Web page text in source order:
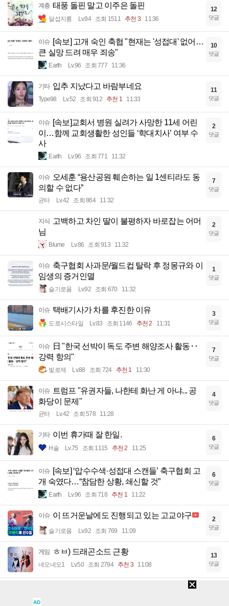
계층 태풍 돌핀 말고 이주은 돌핀
달섭지롱 Lv.94 조회 1511 추천 3 11:36
12
댓글
이슈 [속보] 고개 숙인 축협 "현재는 '성접대' 없어…
큰 실망 드려 매우 죄송"
Earth Lv.96 조회 777 11:36
10
댓글
기타 입추 지났다고 바람부네요
Type98 Lv.52 조회 912 추천 1 11:33
11
댓글
이슈 [속보]교회서 병원 실려가 사망한 11세 어린
이…함께 교회생활한 성인들 ‘학대치사’ 여부 수
사
Earth Lv.96 조회 771 11:32
2
댓글
이슈 오세훈 “용산공원 훼손하는 일 1센티라도 동
의할 수 없다”
균터 Lv.42 조회 864 11:32
7
댓글
지식 고백하고 차인 딸이 불평하자 바로잡는 어머
님
Blume Lv.86 조회 913 11:32
2
댓글
이슈 축구협회 사과문/월드컵 탈락 후 정몽규와 이
임생의 증거인멸
슬기로움 Lv.92 조회 670 11:32
1
댓글
이슈 택배기사가 차를 후진한 이유
도로시스타일 Lv.83 조회 1146 추천 2 11:31
3
댓글
이슈
日 "한국 선박이 독도 주변 해양조사 활동‥
강력 항의"
빛로제 Lv.88 조회 724 추천 1 11:30
7
댓글
이슈
트럼프 "유권자들, 나한테 화난 게 아냐... 공
화당이 문제"
균터 Lv.42 조회 578 11:28
4
댓글
기타 이번 휴가때 잘 한일.
H솔 Lv.75 조회 1115 추천 2 11:25
6
댓글
이슈 [속보] ‘압수수색·성접대 스캔들’ 축구협회 고
개 숙였다…“참담한 상황, 쇄신할 것”
Earth Lv.96 조회 718 추천 1 11:22
6
댓글
이슈 이 뜨거운날에도 진행되고 있는 고교야구
슬기로움 Lv.92 조회 769 11:09
2
댓글
게임 ㅎㅂ) 드래곤소드 근황
네오네오1 Lv.50 조회 2794 추천 3 11:08
13
댓글
(리센느) 아이돌에게서는 보기 힘든 진심 하
품
AD